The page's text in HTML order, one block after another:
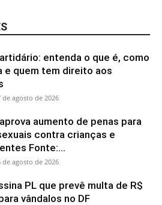
entenda o que é, como
e quem tem direito aos
de agosto de 2026
aumento de penas para
contra crianças e
Fonte:...
de agosto de 2026
PL que prevê multa de R$
vândalos no DF